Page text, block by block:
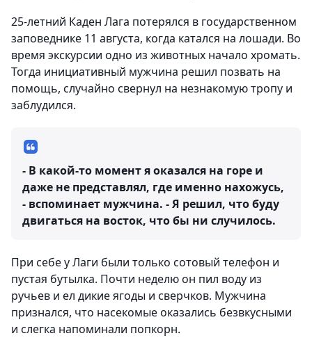
25-летний Каден Лага потерялся в государственном
заповеднике 11 августа, когда катался на лошади. Во
время экскурсии одно из животных начало хромать.
Тогда инициативный мужчина решил позвать на
помощь, случайно свернул на незнакомую тропу и
заблудился.
- В какой-то момент я оказался на горе и
даже не представлял, где именно нахожусь,
- вспоминает мужчина. - Я решил, что буду
двигаться на восток, что бы ни случилось.
При себе у Лаги были только сотовый телефон и
пустая бутылка. Почти неделю он пил воду из
ручьев и ел дикие ягоды и сверчков. Мужчина
признался, что насекомые оказались безвкусными
и слегка напоминали попкорн.